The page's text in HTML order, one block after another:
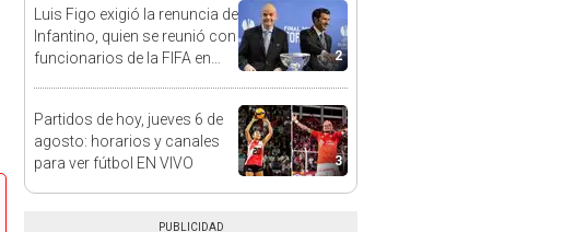
2
Luis Figo exigió la renuncia de
Infantino, quien se reunió con
funcionarios de la FIFA en
3
Partidos de hoy, jueves 6 de
agosto: horarios y canales
para ver fútbol EN VIVO